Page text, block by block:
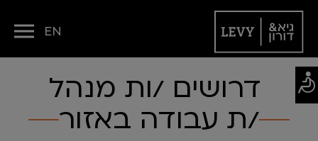
EN
דרושים /ות מנהל
/ת עבודה באזור